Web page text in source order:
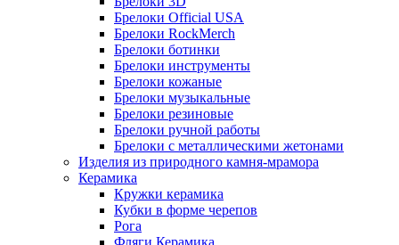
Брелоки Official USA
Брелоки RockMerch
Брелоки ботинки
Брелоки инструменты
Брелоки кожаные
Брелоки музыкальные
Брелоки резиновые
Брелоки ручной работы
Брелоки с металлическими жетонами
Изделия из природного камня-мрамора
Керамика
Кружки керамика
Кубки в форме черепов
Рога
Фляги Керамика